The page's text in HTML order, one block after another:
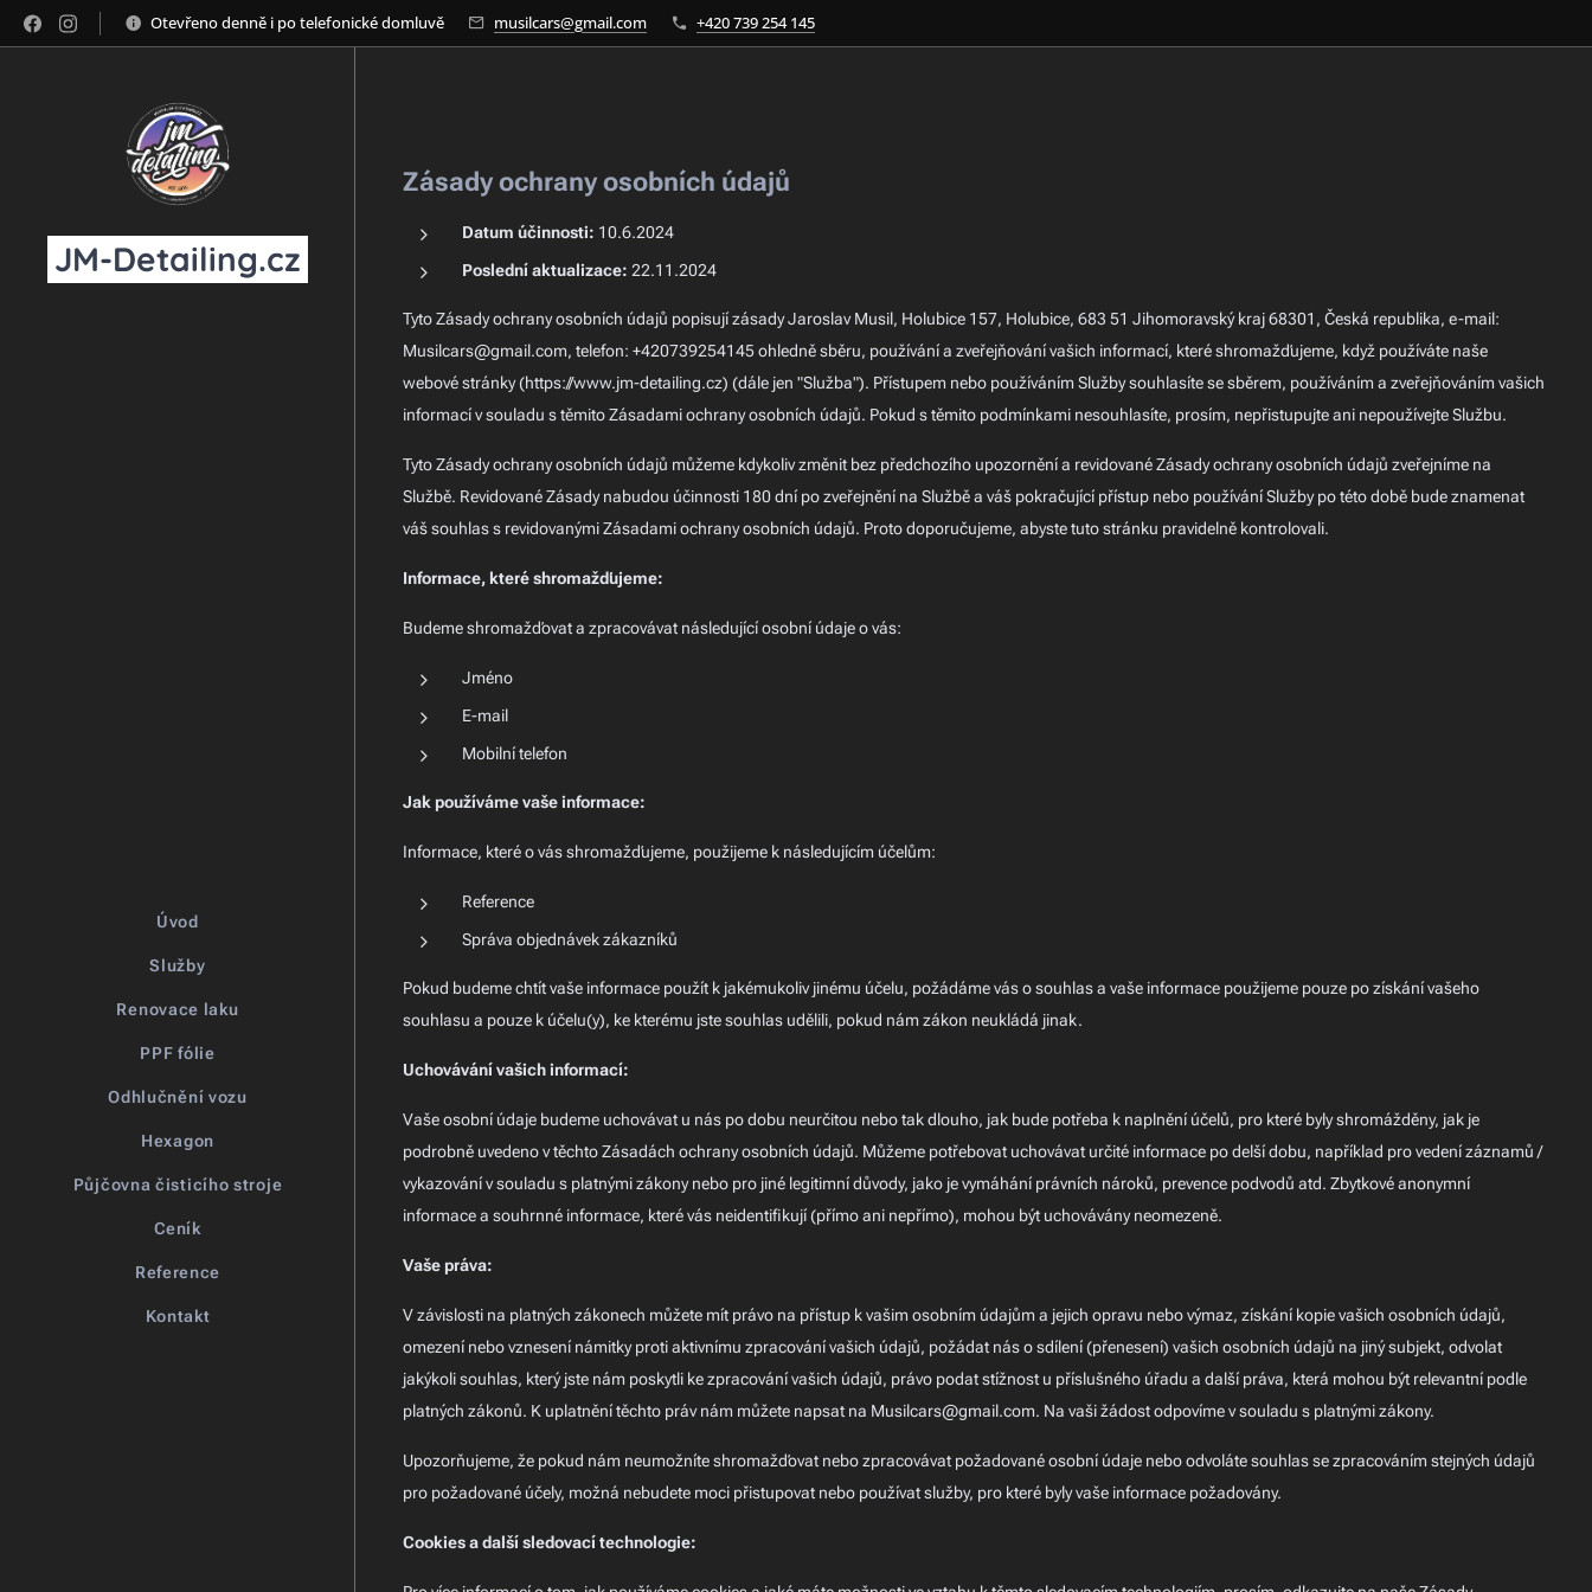
Otevřeno denně i po telefonické domluvě musilcars@gmail.com +420 739 254 145
JM-Detailing.cz
Úvod
Služby
Renovace laku
PPF fólie
Odhlučnění vozu
Hexagon
Půjčovna čisticího stroje
Ceník
Reference
Kontakt
Zásady ochrany osobních údajů
Datum účinnosti: 10.6.2024
Poslední aktualizace: 22.11.2024
Tyto Zásady ochrany osobních údajů popisují zásady Jaroslav Musil, Holubice 157, Holubice, 683 51 Jihomoravský kraj 68301, Česká republika, e-mail:
Musilcars@gmail.com, telefon: +420739254145 ohledně sběru, používání a zveřejňování vašich informací, které shromažďujeme, když používáte naše
webové stránky (https://www.jm-detailing.cz) (dále jen "Služba"). Přístupem nebo používáním Služby souhlasíte se sběrem, používáním a zveřejňováním vašich
informací v souladu s těmito Zásadami ochrany osobních údajů. Pokud s těmito podmínkami nesouhlasíte, prosím, nepřistupujte ani nepoužívejte Službu.
Tyto Zásady ochrany osobních údajů můžeme kdykoliv změnit bez předchozího upozornění a revidované Zásady ochrany osobních údajů zveřejníme na
Službě. Revidované Zásady nabudou účinnosti 180 dní po zveřejnění na Službě a váš pokračující přístup nebo používání Služby po této době bude znamenat
váš souhlas s revidovanými Zásadami ochrany osobních údajů. Proto doporučujeme, abyste tuto stránku pravidelně kontrolovali.
Informace, které shromažďujeme:
Budeme shromažďovat a zpracovávat následující osobní údaje o vás:
Jméno
E-mail
Mobilní telefon
Jak používáme vaše informace:
Informace, které o vás shromažďujeme, použijeme k následujícím účelům:
Reference
Správa objednávek zákazníků
Pokud budeme chtít vaše informace použít k jakémukoliv jinému účelu, požádáme vás o souhlas a vaše informace použijeme pouze po získání vašeho
souhlasu a pouze k účelu(y), ke kterému jste souhlas udělili, pokud nám zákon neukládá jinak.
Uchovávání vašich informací:
Vaše osobní údaje budeme uchovávat u nás po dobu neurčitou nebo tak dlouho, jak bude potřeba k naplnění účelů, pro které byly shromážděny, jak je
podrobně uvedeno v těchto Zásadách ochrany osobních údajů. Můžeme potřebovat uchovávat určité informace po delší dobu, například pro vedení záznamů /
vykazování v souladu s platnými zákony nebo pro jiné legitimní důvody, jako je vymáhání právních nároků, prevence podvodů atd. Zbytkové anonymní
informace a souhrnné informace, které vás neidentifikují (přímo ani nepřímo), mohou být uchovávány neomezeně.
Vaše práva:
V závislosti na platných zákonech můžete mít právo na přístup k vašim osobním údajům a jejich opravu nebo výmaz, získání kopie vašich osobních údajů,
omezení nebo vznesení námitky proti aktivnímu zpracování vašich údajů, požádat nás o sdílení (přenesení) vašich osobních údajů na jiný subjekt, odvolat
jakýkoli souhlas, který jste nám poskytli ke zpracování vašich údajů, právo podat stížnost u příslušného úřadu a další práva, která mohou být relevantní podle
platných zákonů. K uplatnění těchto práv nám můžete napsat na Musilcars@gmail.com. Na vaši žádost odpovíme v souladu s platnými zákony.
Upozorňujeme, že pokud nám neumožníte shromažďovat nebo zpracovávat požadované osobní údaje nebo odvoláte souhlas se zpracováním stejných údajů
pro požadované účely, možná nebudete moci přistupovat nebo používat služby, pro které byly vaše informace požadovány.
Cookies a další sledovací technologie: